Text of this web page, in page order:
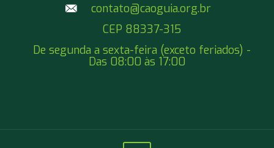
contato@caoguia.org.br
CEP 88337-315
De segunda a sexta-feira (exceto feriados) -
Das 08:00 às 17:00